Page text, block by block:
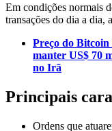
Em condições normais
transações do dia a dia,
Preço do Bitcoin
manter US$ 70
no Irã
Principais
Ordens que